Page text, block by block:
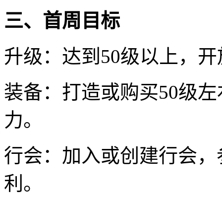
三、首周目标
升级：达到50级以上，
装备：打造或购买50级
力。
行会：加入或创建行会
利。